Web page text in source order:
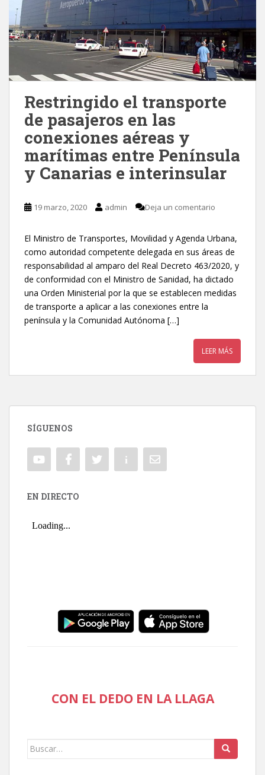
Restringido el transporte
de pasajeros en las
conexiones aéreas y
marítimas entre Península
y Canarias e interinsular
19 marzo, 2020 admin Deja un comentario
El Ministro de Transportes, Movilidad y Agenda Urbana,
como autoridad competente delegada en sus áreas de
responsabilidad al amparo del Real Decreto 463/2020, y
de conformidad con el Ministro de Sanidad, ha dictado
una Orden Ministerial por la que se establecen medidas
de transporte a aplicar a las conexiones entre la
península y la Comunidad Autónoma […]
LEER MÁS
SÍGUENOS
EN DIRECTO
CON EL DEDO EN LA LLAGA
Buscar: